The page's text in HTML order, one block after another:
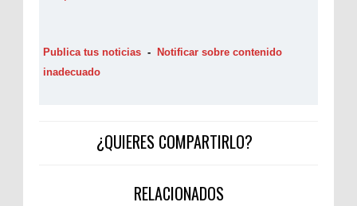
Publica tus noticias - Notificar sobre contenido
inadecuado
¿QUIERES COMPARTIRLO?
RELACIONADOS